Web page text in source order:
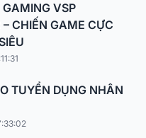
VSP
CHIẾN GAME CỰC
TUYỂN DỤNG NHÂN